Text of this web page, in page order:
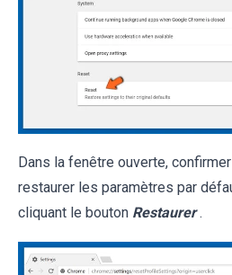
Dans la fenêtre ouverte,
restaurer les paramètres par
cliquant le bouton Restaurer .